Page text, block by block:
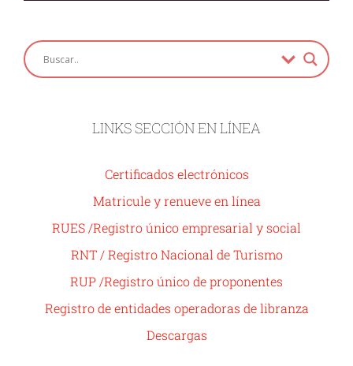
LINKS SECCIÓN EN LÍNEA
Certificados electrónicos
Matricule y renueve en línea
RUES /Registro único empresarial y social
RNT / Registro Nacional de Turismo
RUP /Registro único de proponentes
Registro de entidades operadoras de libranza
Descargas